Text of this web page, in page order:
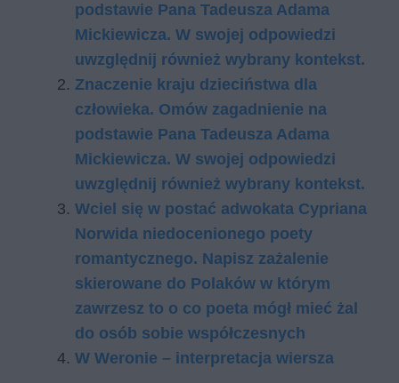
podstawie Pana Tadeusza Adama
Mickiewicza. W swojej odpowiedzi
uwzględnij również wybrany kontekst.
Znaczenie kraju dzieciństwa dla
człowieka. Omów zagadnienie na
podstawie Pana Tadeusza Adama
Mickiewicza. W swojej odpowiedzi
uwzględnij również wybrany kontekst.
Wciel się w postać adwokata Cypriana
Norwida niedocenionego poety
romantycznego. Napisz zażalenie
skierowane do Polaków w którym
zawrzesz to o co poeta mógł mieć żal
do osób sobie współczesnych
W Weronie – interpretacja wiersza